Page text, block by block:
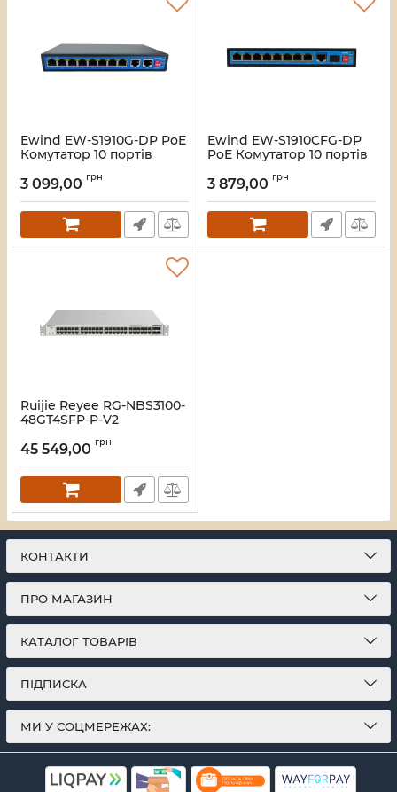
Ewind EW-S1910G-DP PoE
Комутатор 10 портів
Артикул:16_119576
3 099,00 грн
Ewind EW-S1910CFG-DP
PoE Комутатор 10 портів
Артикул:16_119575
3 879,00 грн
Ruijie Reyee RG-NBS3100-
48GT4SFP-P-V2
керований
Артикул:16_119674
45 549,00 грн
КОНТАКТИ
ПРО МАГАЗИН
КАТАЛОГ ТОВАРІВ
ПІДПИСКА
МИ У СОЦМЕРЕЖАХ: